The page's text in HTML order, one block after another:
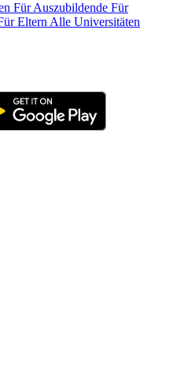
Für Auszubildende Für
Eltern Alle Universitäten